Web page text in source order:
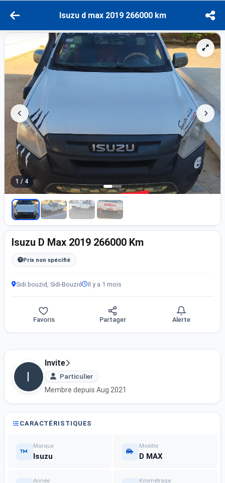
Isuzu d max 2019 266000 km
1 / 4
Isuzu D Max 2019 266000 Km
Prix non spécifié
Sidi bouzid, Sidi-Bouzid Il y a 1 mois
Favoris Partager Alerte
Invite
Particulier
Membre depuis Aug 2021
CARACTÉRISTIQUES
Marque
Isuzu
Modèle
D MAX
Année Kilométrage